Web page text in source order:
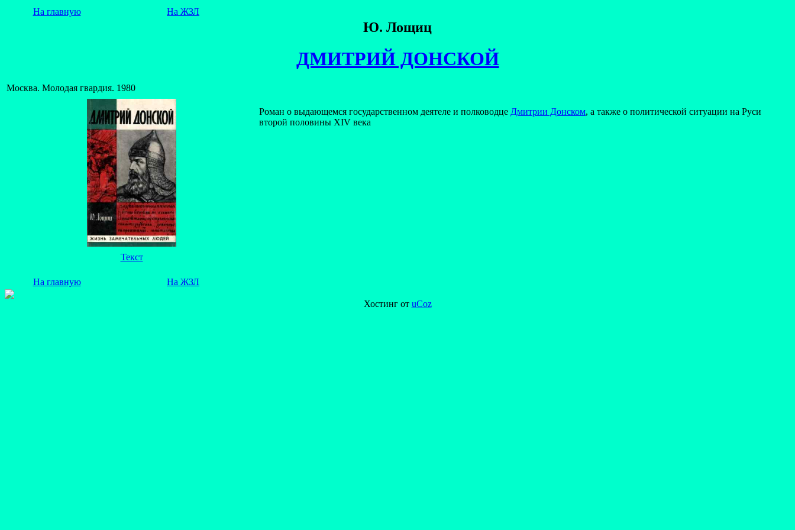
На главную На ЖЗЛ
Ю. Лощиц
ДМИТРИЙ ДОНСКОЙ
Москва. Молодая гвардия. 1980
Роман о выдающемся государственном деятеле и полководце Дмитрии Донском, а также о политической ситуации на Руси
второй половины XIV века
Текст
На главную На ЖЗЛ
Хостинг от uCoz